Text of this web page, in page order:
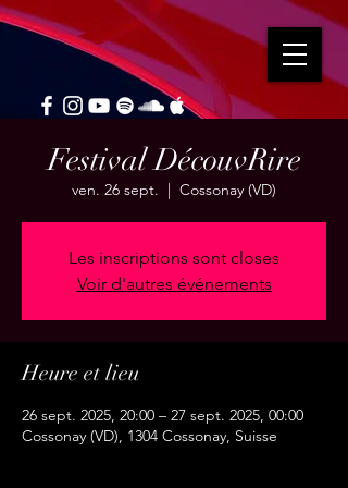
Festival DécouvRire
ven. 26 sept.
  |
Cossonay (VD)
Les inscriptions sont closes
Voir d'autres événements
Heure et lieu
26 sept. 2025, 20:00 – 27 sept. 2025, 00:00
Cossonay (VD), 1304 Cossonay, Suisse